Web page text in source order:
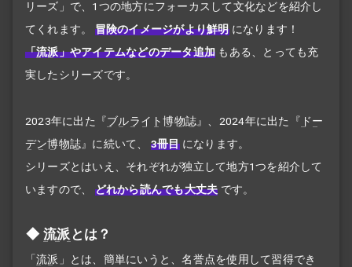
リーズ」で、1つの地方にフォーカスして文化などを紹介し
てくれます。
冒険のイメージがより鮮明 になります！
「流派」やアイテムなどのデータ追加 もある、とっても充
実したシリーズです。
2023年に出た『ブルライト博物誌』、2024年に出た『 ドー
デン博物誌』に続いて、 3冊目 になります。
シリーズとはいえ、それぞれが独立して地方1つを紹介して
いますので、
どれから読んでも大丈夫 です。
流派 とは？
「流派 」とは、簡単にいうと、名誉点を使用して習得でき